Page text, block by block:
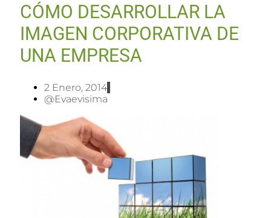
CÓMO DESARROLLAR LA
IMAGEN CORPORATIVA DE
UNA EMPRESA
2 Enero, 2014
@evaevisima